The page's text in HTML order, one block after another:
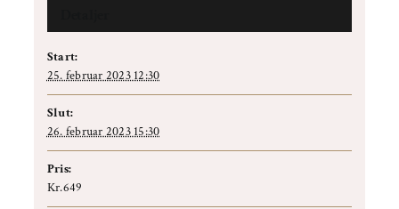
Start:
25. februar 2023 12:30
Slut:
26. februar 2023 15:30
Pris:
Kr.649